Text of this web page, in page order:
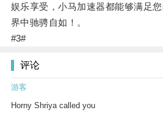
娱乐享受，小马加速器都能够满足
界中驰骋自如！。
#3#
评论
游客
Horny Shriya called you